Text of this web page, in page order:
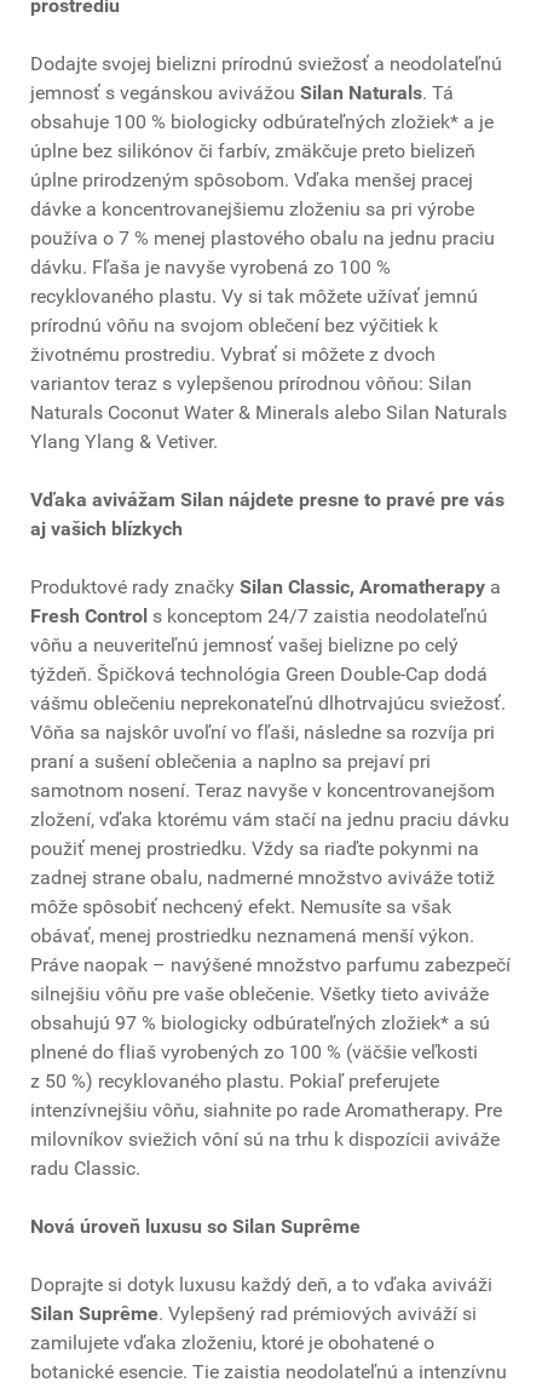
prostrediu
Dodajte svojej bielizni prírodnú sviežosť a neodolateľnú
jemnosť s vegánskou avivážou Silan Naturals. Tá
obsahuje 100 % biologicky odbúrateľných zložiek* a je
úplne bez silikónov či farbív, zmäkčuje preto bielizeň
úplne prirodzeným spôsobom. Vďaka menšej pracej
dávke a koncentrovanejšiemu zloženiu sa pri výrobe
používa o 7 % menej plastového obalu na jednu praciu
dávku. Fľaša je navyše vyrobená zo 100 %
recyklovaného plastu. Vy si tak môžete užívať jemnú
prírodnú vôňu na svojom oblečení bez výčitiek k
životnému prostrediu. Vybrať si môžete z dvoch
variantov teraz s vylepšenou prírodnou vôňou: Silan
Naturals Coconut Water & Minerals alebo Silan Naturals
Ylang Ylang & Vetiver.
Vďaka avivážam Silan nájdete presne to pravé pre vás
aj vašich blízkych
Produktové rady značky Silan Classic, Aromatherapy a
Fresh Control s konceptom 24/7 zaistia neodolateľnú
vôňu a neuveriteľnú jemnosť vašej bielizne po celý
týždeň. Špičková technológia Green Double-Cap dodá
vášmu oblečeniu neprekonateľnú dlhotrvajúcu sviežosť.
Vôňa sa najskôr uvoľní vo fľaši, následne sa rozvíja pri
praní a sušení oblečenia a naplno sa prejaví pri
samotnom nosení. Teraz navyše v koncentrovanejšom
zložení, vďaka ktorému vám stačí na jednu praciu dávku
použiť menej prostriedku. Vždy sa riaďte pokynmi na
zadnej strane obalu, nadmerné množstvo aviváže totiž
môže spôsobiť nechcený efekt. Nemusíte sa však
obávať, menej prostriedku neznamená menší výkon.
Práve naopak – navýšené množstvo parfumu zabezpečí
silnejšiu vôňu pre vaše oblečenie. Všetky tieto aviváže
obsahujú 97 % biologicky odbúrateľných zložiek* a sú
plnené do fliaš vyrobených zo 100 % (väčšie veľkosti
z 50 %) recyklovaného plastu. Pokiaľ preferujete
intenzívnejšiu vôňu, siahnite po rade Aromatherapy. Pre
milovníkov sviežich vôní sú na trhu k dispozícii aviváže
radu Classic.
Nová úroveň luxusu so Silan Suprême
Doprajte si dotyk luxusu každý deň, a to vďaka aviváži
Silan Suprême. Vylepšený rad prémiových aviváží si
zamilujete vďaka zloženiu, ktoré je obohatené o
botanické esencie. Tie zaistia neodolateľnú a intenzívnu